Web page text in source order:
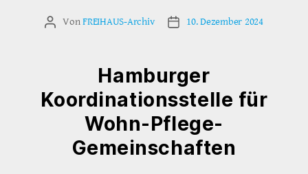
Beitragsautor
VonFREIHAUS-Archiv Veröffentlichungsdatum
10. Dezember 2024
Hamburger
Koordinationsstelle für
Wohn-Pflege-
Gemeinschaften